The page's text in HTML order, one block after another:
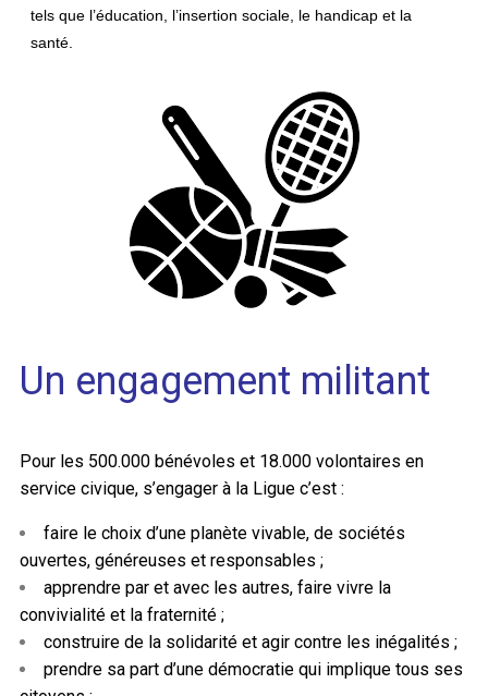
tels que l’éducation, l’insertion sociale, le handicap et la
santé.
Un engagement militant
Pour les 500.000 bénévoles et 18.000 volontaires en
service civique, s’engager à la Ligue c’est :
faire le choix d’une planète vivable, de sociétés
ouvertes, généreuses et responsables ;
apprendre par et avec les autres, faire vivre la
convivialité et la fraternité ;
construire de la solidarité et agir contre les inégalités ;
prendre sa part d’une démocratie qui implique tous ses